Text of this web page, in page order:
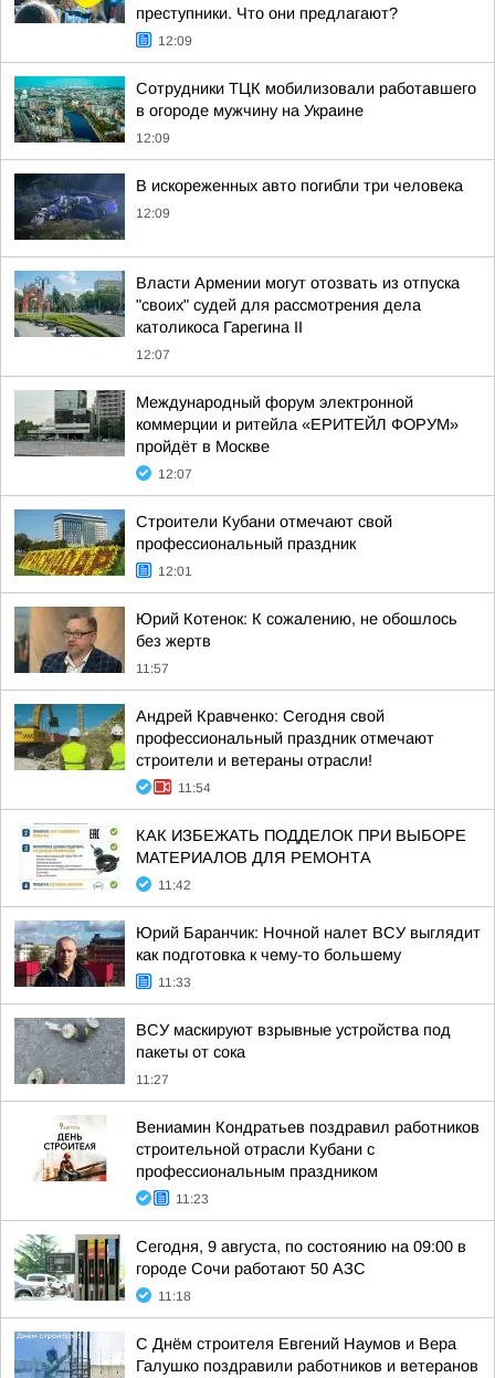
преступники. Что они предлагают?
12:09
Сотрудники ТЦК мобилизовали работавшего
в огороде мужчину на Украине
12:09
В искореженных авто погибли три человека
12:09
Власти Армении могут отозвать из отпуска
"своих" судей для рассмотрения дела
католикоса Гарегина II
12:07
Международный форум электронной
коммерции и ритейла «ЕРИТЕЙЛ ФОРУМ»
пройдёт в Москве
12:07
Строители Кубани отмечают свой
профессиональный праздник
12:01
Юрий Котенок: К сожалению, не обошлось
без жертв
11:57
Андрей Кравченко: Сегодня свой
профессиональный праздник отмечают
строители и ветераны отрасли!
11:54
КАК ИЗБЕЖАТЬ ПОДДЕЛОК ПРИ ВЫБОРЕ
МАТЕРИАЛОВ ДЛЯ РЕМОНТА
11:42
Юрий Баранчик: Ночной налет ВСУ выглядит
как подготовка к чему-то большему
11:33
ВСУ маскируют взрывные устройства под
пакеты от сока
11:27
Вениамин Кондратьев поздравил работников
строительной отрасли Кубани с
профессиональным праздником
11:23
Сегодня, 9 августа, по состоянию на 09:00 в
городе Сочи работают 50 АЗС
11:18
С Днём строителя Евгений Наумов и Вера
Галушко поздравили работников и ветеранов